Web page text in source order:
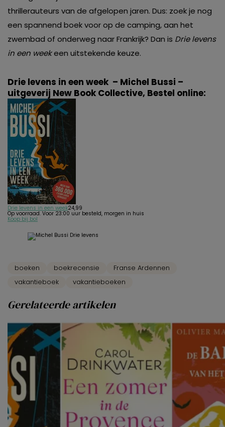
thrillerauteurs van de afgelopen jaren. Dus: zoek je nog
een spannend boek voor op de camping, aan het
zwembad of onderweg naar Frankrijk? Dan is Drie levens
in een weekeen uitstekende keuze.
Drie levens in een week – Michel Bussi –
uitgeverij New Book Collective, Bestel online:
Drie levens in een week24,99
Op voorraad. Voor 23:00 uur besteld, morgen in huis
Koop bij bol
boeken boekrecensie
Franse Ardennen
vakantieboek
vakantieboeken
Gerelateerde artikelen